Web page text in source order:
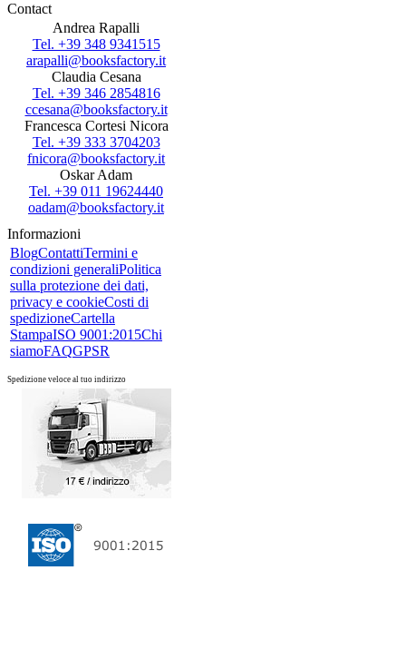
Contact
Andrea Rapalli
Tel. +39 348 9341515
arapalli@booksfactory.it
Claudia Cesana
Tel. +39 346 2854816
ccesana@booksfactory.it
Francesca Cortesi Nicora
Tel. +39 333 3704203
fnicora@booksfactory.it
Oskar Adam
Tel. +39 011 19624440
oadam@booksfactory.it
Informazioni
BlogContattiTermini e
condizioni generaliPolitica
sulla protezione dei dati,
privacy e cookieCosti di
spedizioneCartella
StampaISO 9001:2015Chi
siamoFAQGPSR
Spedizione veloce al tuo indirizzo